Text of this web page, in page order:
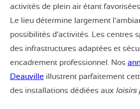
activités de plein air étant
Le lieu détermine largement
possibilités d’activités. Les centres
des infrastructures adaptées et
encadrement professionnel. Nos
Deauville illustrent parfaitement
des installations dédiées aux loisirs